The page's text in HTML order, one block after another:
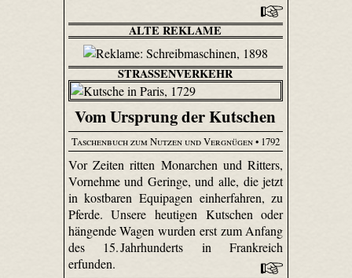
ALTE REKLAME
STRASSENVERKEHR
Vom Ursprung der Kutschen
Taschenbuch zum Nutzen und Vergnügen• 1792
Vor Zeiten ritten Monarchen und Ritters,
Vornehme und Geringe, und alle, die jetzt
in kostbaren Equipagen einherfahren, zu
Pferde. Unsere heutigen Kutschen oder
hängende Wagen wurden erst zum Anfang
des 15. Jahrhunderts in Frankreich
erfunden.